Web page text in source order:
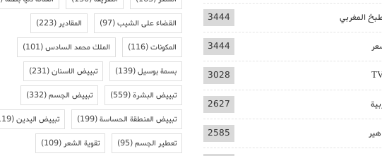
المغربي 3444
3444
3028
2627
2585
القضاء على الشيب(97) المقادير(223)
المكونات(116) الملك محمد السادس(101)
بسمة بوسيل(139) تبييض الاسنان(231)
تبييض البشرة(559) تبييض الجسم(332)
تبييض المنطقة الحساسة(199) تبييض اليدين(119)
تعطير الجسم(95) تقوية الشعر(109)